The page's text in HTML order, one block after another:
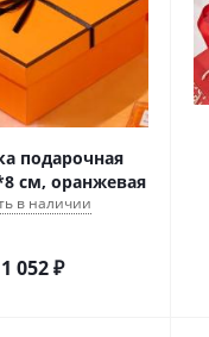
подарочная
см, оранжевая
в наличии
1 052₽